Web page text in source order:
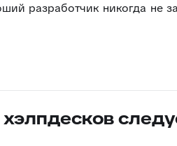
разработчик никогда не